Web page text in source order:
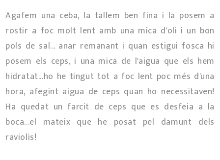
Agafem una ceba, la tallem ben fina i la posem a
rostir a foc molt lent amb una mica d'oli i un bon
pols de sal... anar remanant i quan estigui fosca hi
posem els ceps, i una mica de l'aigua que els hem
hidratat...ho he tingut tot a foc lent poc més d'una
hora, afegint aigua de ceps quan ho necessitaven!
Ha quedat un farcit de ceps que es desfeia a la
boca...el mateix que he posat pel damunt dels
raviolis!